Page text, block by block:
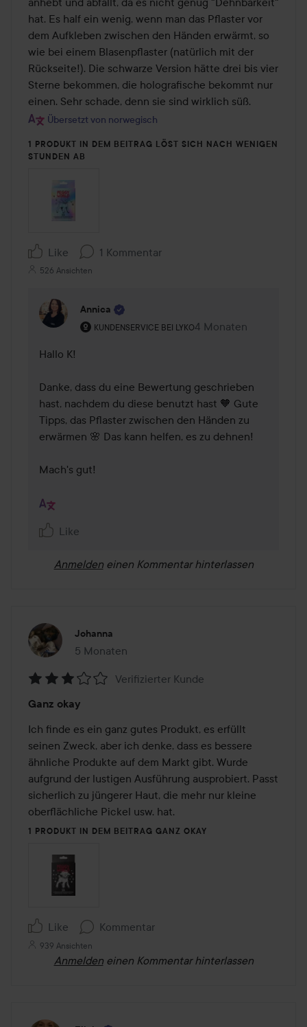
hat. Es half ein wenig, wenn man das Pflaster vor
dem Aufkleben zwischen den Händen erwärmt, so
wie bei einem Blasenpflaster (natürlich mit der
Rückseite!). Die schwarze Version hätte drei bis vier
Sterne bekommen, die holografische bekommt nur
einen. Sehr schade, denn sie sind wirklich süß.
Übersetzt von norwegisch
1 PRODUKT IN DEM BEITRAG LÖST SICH NACH WENIGEN
STUNDEN AB
Like 1 Kommentar
526 Ansichten
Annica
KUNDENSERVICE BEI LYKO
Rolle des Benutzers: Kundenservice bei Lyko.
4 Monaten
Kommentaren lades 4
Hallo K!
Danke, dass du eine Bewertung geschrieben
hast, nachdem du diese benutzt hast 🧡 Gute
Tipps, das Pflaster zwischen den Händen zu
erwärmen 🌸 Das kann helfen, es zu dehnen!
Mach's gut!
Like
Anmelden einen Kommentar hinterlassen
Johanna
5 Monaten
Der Beitrag wurde 5 Monaten erstellt
3
von
5
Verifizierter Kunde
Ganz okay
Ich finde es ein ganz gutes Produkt, es erfüllt
seinen Zweck, aber ich denke, dass es bessere
ähnliche Produkte auf dem Markt gibt. Wurde
aufgrund der lustigen Ausführung ausprobiert. Passt
sicherlich zu jüngerer Haut, die mehr nur kleine
oberflächliche Pickel usw. hat.
1 PRODUKT IN DEM BEITRAG GANZ OKAY
Like Kommentar
939 Ansichten
Anmelden einen Kommentar hinterlassen